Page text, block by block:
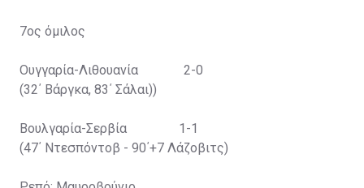
7ος όμιλος
Ουγγαρία-Λιθουανία 2-0
(32΄ Βάργκα, 83΄ Σάλαι))
Βουλγαρία-Σερβία 1-1
(47΄ Ντεσπόντοβ - 90΄+7 Λάζοβιτς)